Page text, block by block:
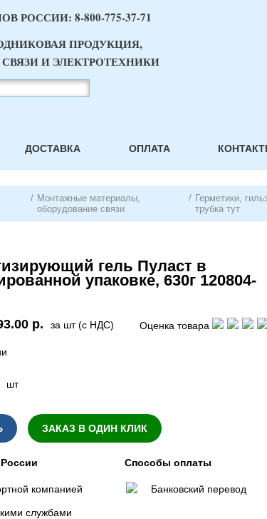
РОССИИ: 8-800-775-37-71
ПРОДУКЦИЯ,
И ЭЛЕКТРОТЕХНИКИ
ДОСТАВКА ОПЛАТА
/ Монтажные материалы,
оборудование связи
/ Герметики,
трубка тут
гель Пуласт в
упаковке, 630г 120804-
р. за шт (с НДС) Оценка товара
шт
ЗАКАЗ В ОДИН КЛИК
компанией
службами
Способы оплаты
Банковский перевод